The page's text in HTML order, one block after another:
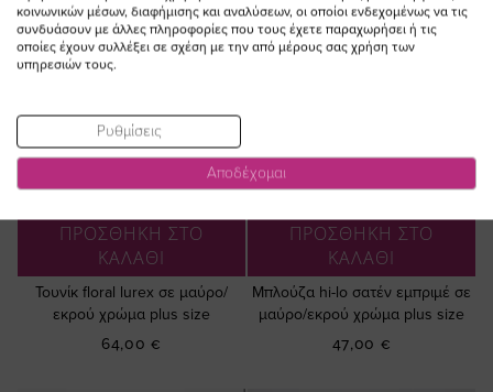
ΠΡΟΣΘΗΚΗ ΣΤΟ
ΚΑΛΑΘΙ
Τουνίκ floral lurex σε μαύρο/
εκρού χρώμα plus size
64,00 €
ΠΡΟΣΘΗΚΗ ΣΤΟ
ΚΑΛΑΘΙ
Μπλούζα hi-lo σατέν εμπριμέ σε
μαύρο/εκρού χρώμα plus size
47,00 €
κοινωνικών μέσων, διαφήμισης και αναλύσεων, οι οποίοι ενδεχομένως να τις
συνδυάσουν με άλλες πληροφορίες που τους έχετε παραχωρήσει ή τις
οποίες έχουν συλλέξει σε σχέση με την από μέρους σας χρήση των
υπηρεσιών τους.
Ρυθμίσεις
Αποδέχομαι